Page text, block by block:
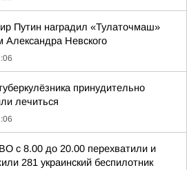
Путин наградил «Тулаточмаш»
Александра Невского
принудительно
лечиться
с 8.00 до 20.00 перехватили и
281 украинский беспилотник